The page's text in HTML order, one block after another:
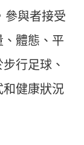
參與者接受
體態、平
行足球、
和健康狀況